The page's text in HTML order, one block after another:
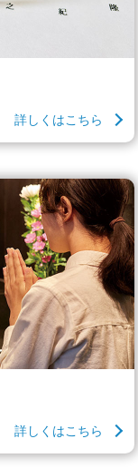
詳しくはこちら
詳しくはこちら